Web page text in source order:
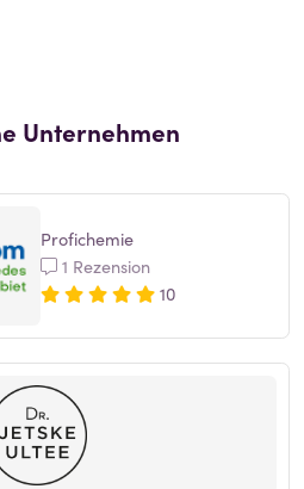
Unternehmen
Profichemie
1 Rezension
10